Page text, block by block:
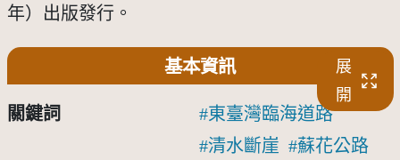
年）出版發行。
基本資訊
展
開
關鍵詞
東臺灣臨海道路
清水斷崖
蘇花公路